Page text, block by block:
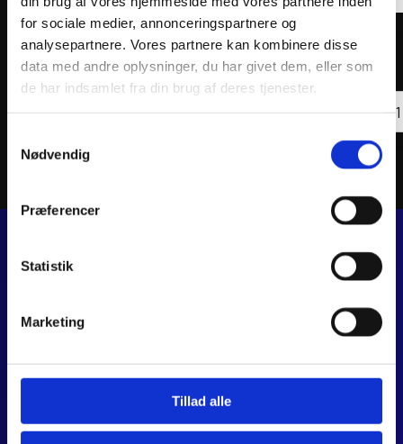
for sociale medier, annonceringspartnere og
analysepartnere. Vores partnere kan kombinere disse
data med andre oplysninger, du har givet dem, eller som
de har indsamlet fra din brug af deres tjenester.
Nødvendig
Præferencer
Statistik
Marketing
Tillad alle
ATHENA PISTON KIT FORGED Ø82,96mm
1.545kr.
inkl. moms
Læs mere
inkl.
antal
JJ MOTORCYKLER
8960 Randers SØ
+45 28 81 26 43
webshop@jjmotorcykler.dk